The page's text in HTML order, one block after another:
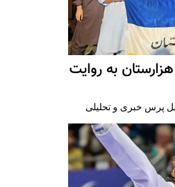
به روایت
پرس خبری و تحلیلی